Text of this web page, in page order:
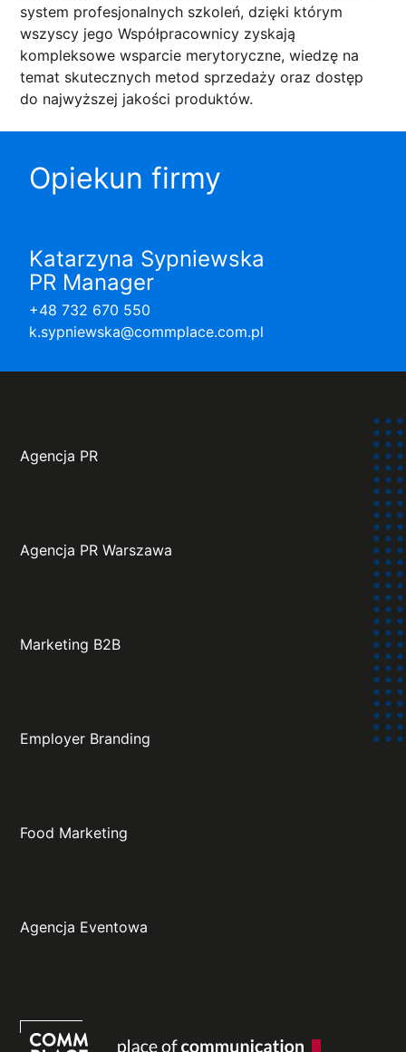
system profesjonalnych szkoleń, dzięki którym
wszyscy jego Współpracownicy zyskają
kompleksowe wsparcie merytoryczne, wiedzę na
temat skutecznych metod sprzedaży oraz dostęp
do najwyższej jakości produktów.
Opiekun firmy
Katarzyna Sypniewska
PR Manager
+48 732 670 550
k.sypniewska@commplace.com.pl
Agencja PR
Agencja PR Warszawa
Marketing B2B
Employer Branding
Food Marketing
Agencja Eventowa